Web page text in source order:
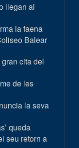
llegan al
la faena
Balear
cita del
de les
la seva
queda
seu retorn a